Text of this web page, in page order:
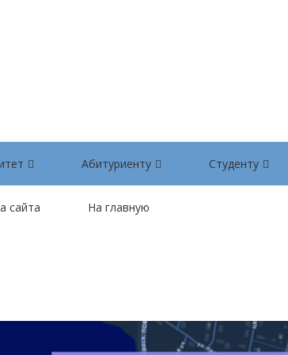
Абитуриенту Студенту
сайта На главную